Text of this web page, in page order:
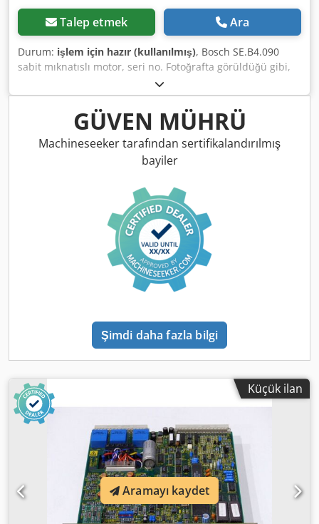
Talep etmek Ara
Durum: işlem için hazır (kullanılmış), Bosch SE.B4.090
sabit mıknatıslı motor, seri no. Fotoğrafta görüldüğü gibi,
profesyonel olarak tamamen elden geçirilmiş ve test
edilmiş, 12 ay garantili, %100 işlevsel, teslimat kapsamı
fotoğraflarda görüldüğü gibidir, Anlaşılan satış indirimleri
bu ürüne uygulanmaz. Lütfen ayrıca fiyat sorunuz! Dedpfei
D Hfpjx Af Tekr
GÜVEN MÜHRÜ
Machineseeker tarafından sertifikalandırılmış
bayiler
Şimdi daha fazla bilgi
Küçük ilan
Aramayı kaydet